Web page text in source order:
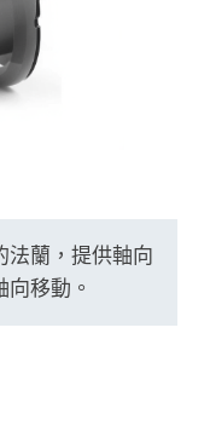
法蘭，提供軸向
移動。